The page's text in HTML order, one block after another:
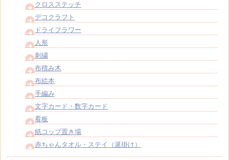
クロスステッチ
デコクラフト
ドライフラワー
人形
刺繍
布積み木
布絵本
手編み
文字カード・数字カード
看板
紙コップ置き場
赤ちゃんタオル・ステイ（涎掛け）